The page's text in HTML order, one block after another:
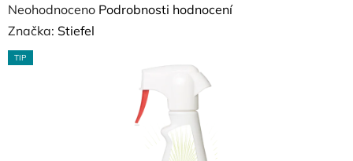
Průměrné
hodnocení
produktu
Neohodnoceno Podrobnosti hodnocení
Značka: Stiefel
TIP